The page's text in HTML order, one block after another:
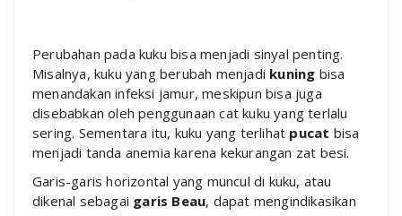
Perubahan pada kuku bisa menjadi sinyal penting.
Misalnya, kuku yang berubah menjadi kuning bisa
menandakan infeksi jamur, meskipun bisa juga
disebabkan oleh penggunaan cat kuku yang terlalu
sering. Sementara itu, kuku yang terlihat pucat bisa
menjadi tanda anemia karena kekurangan zat besi.
Garis-garis horizontal yang muncul di kuku, atau
dikenal sebagai garis Beau, dapat mengindikasikan